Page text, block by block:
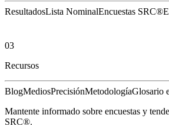
ResultadosLista NominalEncuestas SRC®
03
Recursos
BlogMediosPrecisiónMetodologíaGlosario
Mantente informado sobre encuestas y
SRC®.